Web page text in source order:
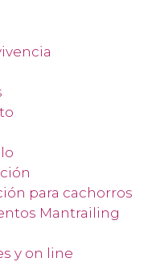
para cachorros
Mantrailing
y on line